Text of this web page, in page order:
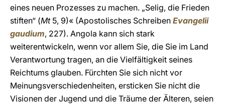
eines neuen Prozesses zu machen. „Selig, die Frieden
stiften“ (Mt5, 9)« (Apostolisches Schreiben Evangelii
gaudium, 227). Angola kann sich stark
weiterentwickeln, wenn vor allem Sie, die Sie im Land
Verantwortung tragen, an die Vielfältigkeit seines
Reichtums glauben. Fürchten Sie sich nicht vor
Meinungsverschiedenheiten, ersticken Sie nicht die
Visionen der Jugend und die Träume der Älteren, seien